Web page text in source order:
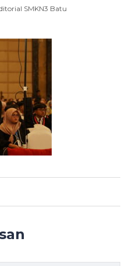
SMKN3 Batu